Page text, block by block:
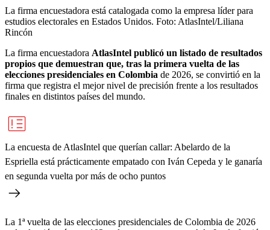
La firma encuestadora está catalogada como la empresa líder para
estudios electorales en Estados Unidos. Foto: AtlasIntel/Liliana
Rincón
La firma encuestadora AtlasIntel publicó un listado de resultados
propios que demuestran que, tras la primera vuelta de las
elecciones presidenciales en Colombia de 2026, se convirtió en la
firma que registra el mejor nivel de precisión frente a los resultados
finales en distintos países del mundo.
La encuesta de AtlasIntel que querían callar: Abelardo de la
Espriella está prácticamente empatado con Iván Cepeda y le ganaría
en segunda vuelta por más de ocho puntos
La 1ª vuelta de las elecciones presidenciales de Colombia de 2026